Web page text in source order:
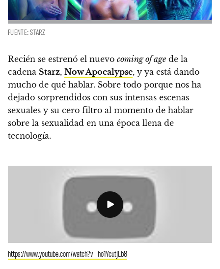
FUENTE: STARZ
Recién se estrenó el nuevo coming of age de la
cadena Starz, Now Apocalypse, y ya está dando
mucho de qué hablar. Sobre todo porque nos ha
dejado sorprendidos con sus intensas escenas
sexuales y su cero filtro al momento de hablar
sobre la sexualidad en una época llena de
tecnología.
https://www.youtube.com/watch?v=ho1YcutJLb8